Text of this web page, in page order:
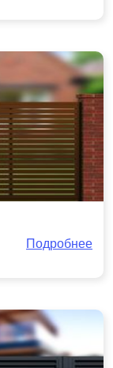
Подробнее